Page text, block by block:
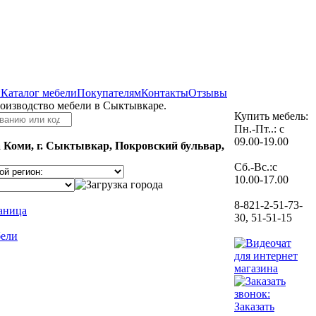
Каталог мебелиПокупателямКонтактыОтзывы
мебели в Сыктывкаре.
Коми, г. Сыктывкар, Покровский бульвар,
Купить мебель:
Пн.-Пт..: с
09.00-19.00
Сб.-Вс.:с
10.00-17.00
8-821-2-51-73-
30, 51-51-15
Заказать